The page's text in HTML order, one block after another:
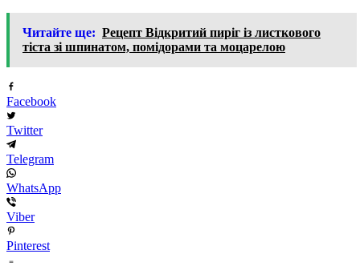
Читайте ще: Рецепт Відкритий пиріг із листкового
тіста зі шпинатом, помідорами та моцарелою
Facebook
Twitter
Telegram
WhatsApp
Viber
Pinterest